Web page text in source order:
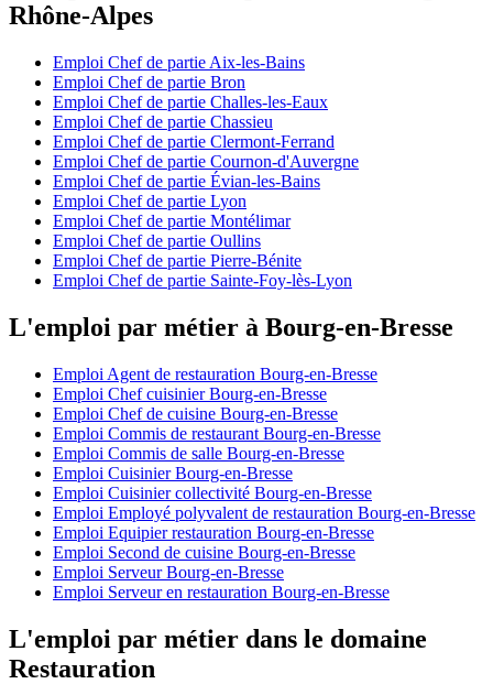
Rhône-Alpes
Emploi Chef de partie Aix-les-Bains
Emploi Chef de partie Bron
Emploi Chef de partie Challes-les-Eaux
Emploi Chef de partie Chassieu
Emploi Chef de partie Clermont-Ferrand
Emploi Chef de partie Cournon-d'Auvergne
Emploi Chef de partie Évian-les-Bains
Emploi Chef de partie Lyon
Emploi Chef de partie Montélimar
Emploi Chef de partie Oullins
Emploi Chef de partie Pierre-Bénite
Emploi Chef de partie Sainte-Foy-lès-Lyon
L'emploi par métier à Bourg-en-Bresse
Emploi Agent de restauration Bourg-en-Bresse
Emploi Chef cuisinier Bourg-en-Bresse
Emploi Chef de cuisine Bourg-en-Bresse
Emploi Commis de restaurant Bourg-en-Bresse
Emploi Commis de salle Bourg-en-Bresse
Emploi Cuisinier Bourg-en-Bresse
Emploi Cuisinier collectivité Bourg-en-Bresse
Emploi Employé polyvalent de restauration Bourg-en-Bresse
Emploi Equipier restauration Bourg-en-Bresse
Emploi Second de cuisine Bourg-en-Bresse
Emploi Serveur Bourg-en-Bresse
Emploi Serveur en restauration Bourg-en-Bresse
L'emploi par métier dans le domaine
Restauration